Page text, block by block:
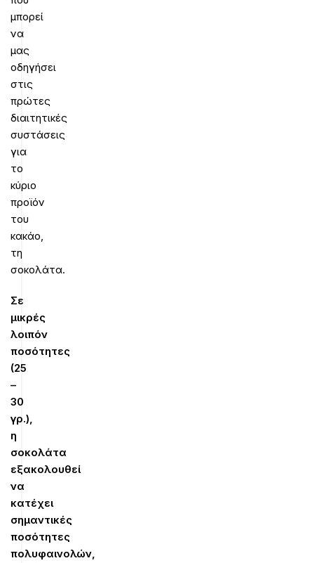
μπορεί
να
μας
οδηγήσει
στις
πρώτες
διαιτητικές
συστάσεις
για
το
κύριο
προϊόν
του
κακάο,
τη
σοκολάτα.
Σε
μικρές
λοιπόν
ποσότητες
(25
–
30
γρ.),
η
σοκολάτα
εξακολουθεί
να
κατέχει
σημαντικές
ποσότητες
πολυφαινολών,